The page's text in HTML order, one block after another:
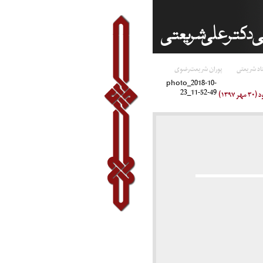
شریعتی پوران شریعت‌رضوی
photo_2018-10-
23_11-52-49